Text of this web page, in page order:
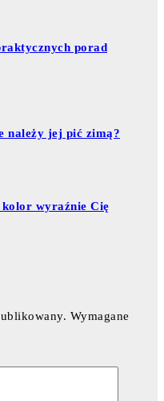
porad
należy jej pić zimą?
wyraźnie Cię
Wymagane